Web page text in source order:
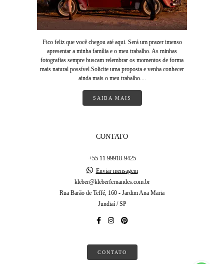
Fico feliz que você chegou até aqui. Será um prazer imenso
apresentar a minha família e o meu trabalho. As minhas
fotografias sempre buscam relembrar os momentos de forma
mais natural possível.Solicite uma proposta e venha conhecer
ainda mais o meu trabalho....
SAIBA MAIS
CONTATO
+55 11 99918-9425
Enviar mensagem
kleber@kleberfernandes.com.br
Rua Barão de Teffé, 160 - Jardim Ana Maria
Jundiaí / SP
CONTATO